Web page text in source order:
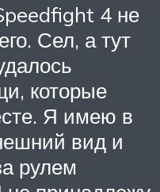
4 не
Сел, а тут
которые
Я имею в
вид и
рулем